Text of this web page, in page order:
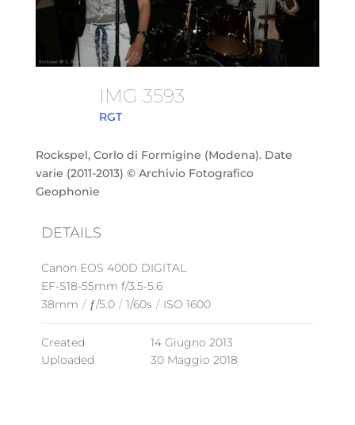
IMG 3593
RGT
Rockspel, Corlo di Formigine (Modena). Date
varie (2011-2013) © Archivio Fotografico
Geophonìe
DETAILS
Canon EOS 400D DIGITAL
EF-S18-55mm f/3.5-5.6
38mm / ƒ/5.0 / 1/60s / ISO 1600
Created
14 Giugno 2013
Uploaded
30 Maggio 2018